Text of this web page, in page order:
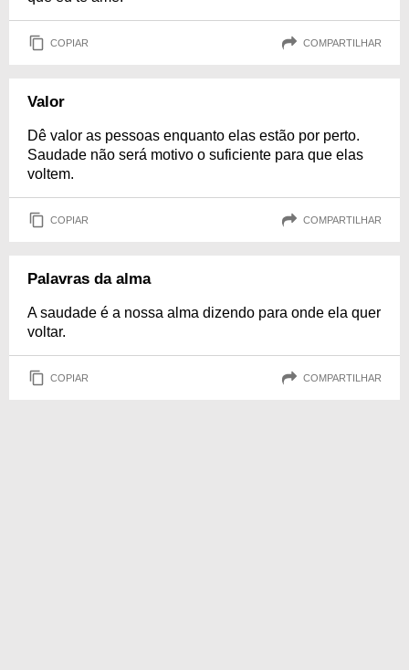
COPIAR COMPARTILHAR
Valor
Dê valor as pessoas enquanto elas estão por perto.
Saudade não será motivo o suficiente para que elas
voltem.
COPIAR COMPARTILHAR
Palavras da alma
A saudade é a nossa alma dizendo para onde ela quer
voltar.
COPIAR COMPARTILHAR